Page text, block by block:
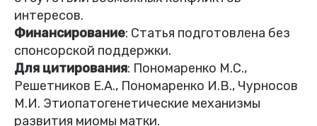
интересов.
Финансирование: Статья подготовлена без
спонсорской поддержки.
Для цитирования: Пономаренко М.С.,
Решетников Е.А., Пономаренко И.В., Чурносов
М.И. Этиопатогенетические механизмы
развития миомы матки.